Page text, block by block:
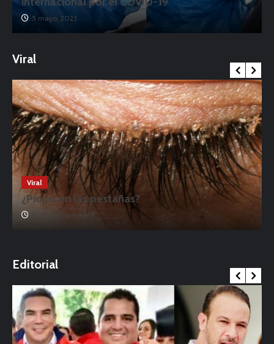
5 mayo, 2023
Viral
Viral
¿Piojos en las pestañas?
17 noviembre, 2019
Editorial